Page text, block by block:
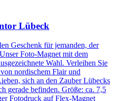
Lübeck
Geschenk für jemanden, der
Foto-Magnet mit dem
Wahl. Verleihen Sie
nordischem Flair und
sich an den Zauber Lübecks
gerade befinden. Größe: ca. 7,5
Fotodruck auf Flex-Magnet